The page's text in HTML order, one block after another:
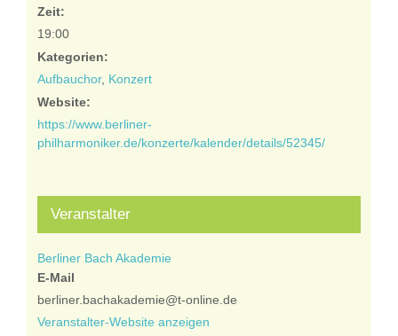
Zeit:
19:00
Kategorien:
Aufbauchor, Konzert
Website:
https://www.berliner-
philharmoniker.de/konzerte/kalender/details/52345/
Veranstalter
Berliner Bach Akademie
E-Mail
berliner.bachakademie@t-online.de
Veranstalter-Website anzeigen